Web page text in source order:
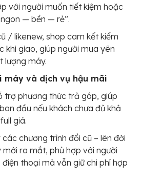
với người muốn tiết kiệm hoặc
— bền — rẻ”.
/ likenew, shop cam kết kiểm
khi giao, giúp người mua yên
lượng máy.
máy và dịch vụ hậu mãi
trợ phương thức trả góp, giúp
đầu nếu khách chưa đủ khả
giá.
chương trình đổi cũ – lên đời
ra mắt, phù hợp với người
thoại mà vẫn giữ chi phí hợp